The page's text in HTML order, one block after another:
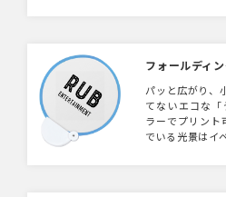
フォールディ
パッと広がり、
てないエコな「
ラーでプリント
でいる光景はイ